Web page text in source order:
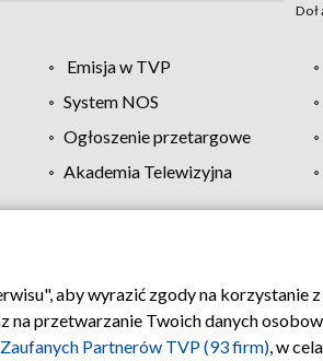
Emisja w TVP
System NOS
Ogłoszenie przetargowe
Akademia Telewizyjna
Regulamin TVP Polityka
aby wyrazić zgody na
przetwarzanie Twoich danych
Zaufanych Partnerów TVP (93 firm), w